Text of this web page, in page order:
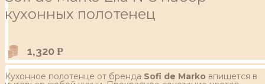
кухонных полотенец
1,320 Р
Кухонное полотенце от бренда Sofi de Marko впишется в